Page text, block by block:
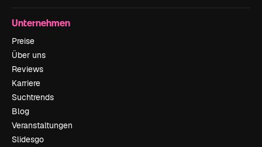
Unternehmen
Preise
Über uns
Reviews
Karriere
Suchtrends
Blog
Veranstaltungen
Slidesgo